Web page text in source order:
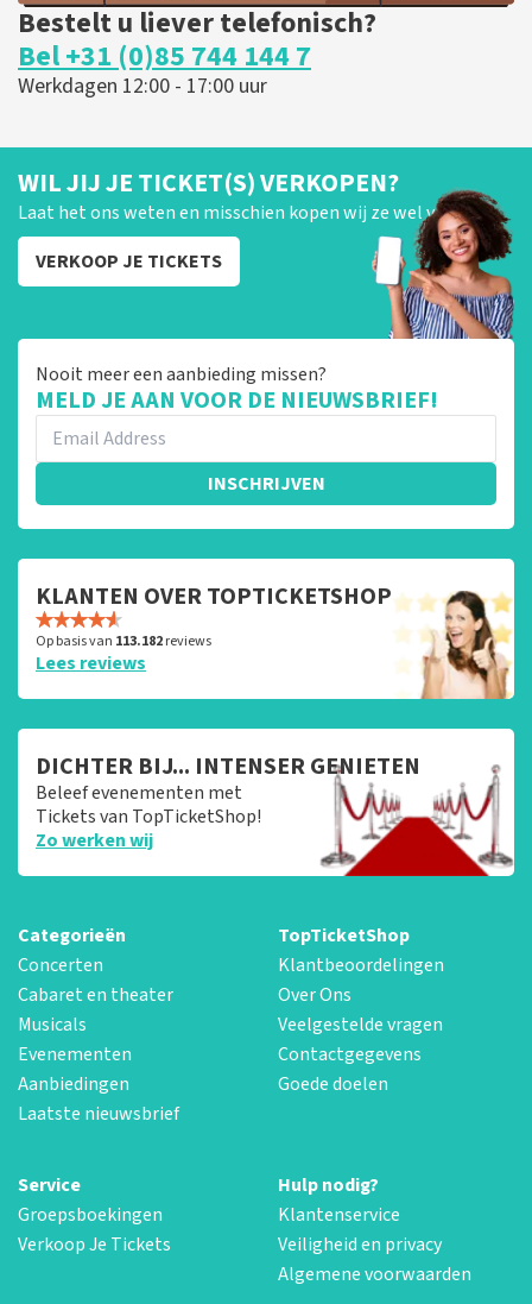
Bestelt u liever telefonisch?
Bel +31 (0)85 744 144 7
Werkdagen 12:00 - 17:00 uur
WIL JIJ JE TICKET(S) VERKOPEN?
Laat het ons weten en misschien kopen wij ze wel van je!
VERKOOP JE TICKETS
Nooit meer een aanbieding missen?
MELD JE AAN VOOR DE NIEUWSBRIEF!
INSCHRIJVEN
KLANTEN OVER TOPTICKETSHOP
Op basis van 113.182reviews
Lees reviews
DICHTER BIJ... INTENSER GENIETEN
Beleef evenementen met
Tickets van TopTicketShop!
Zo werken wij
Categorieën
Concerten
Cabaret en theater
Musicals
Evenementen
Aanbiedingen
Laatste nieuwsbrief
TopTicketShop
Klantbeoordelingen
Over Ons
Veelgestelde vragen
Contactgegevens
Goede doelen
Service
Groepsboekingen
Verkoop Je Tickets
Hulp nodig?
Klantenservice
Veiligheid en privacy
Algemene voorwaarden